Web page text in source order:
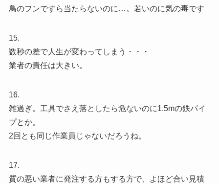
鳥のフンですら当たらないのに…。若いのに気の毒です
15.
数秒の差で人生が変わってしまう・・・
業者の責任は大きい。
16.
雑過ぎ。工具でさえ落としたら危ないのに1.5mの鉄パイ
プとか。
2回とも同じ作業員じゃないだろうね。
17.
質の悪い業者に発注する方もする方で、よほど合い見積